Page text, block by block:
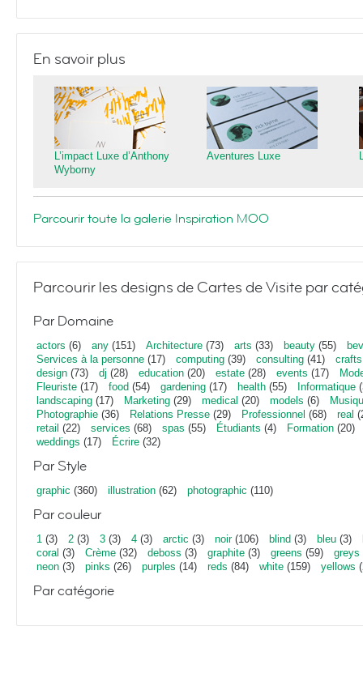
En savoir plus
L’impact Luxe d’Anthony
Wyborny
Aventures Luxe
Parcourir toute la galerie Inspiration MOO
Parcourir les designs de Cartes de Visite par
Par Domaine
actors (6) any (151) Architecture (73) arts (33) beauty (55)
Services à la personne (17) computing (39) consulting (41) crafts
design (73) dj (28) education (20) estate (28) events (17)
Fleuriste (17) food (54) gardening (17) health (55) Informatique
landscaping (17) Marketing (29) medical (20) models (6)
Photographie (36) Relations Presse (29) Professionnel (68) real
retail (22) services (68) spas (55) Étudiants (4) Formation (20)
weddings (17) Écrire (32)
Par Style
graphic (360) illustration (62) photographic (110)
Par couleur
1 (3) 2 (3) 3 (3) 4 (3) arctic (3) noir(106) blind (3) bleu (3)
coral (3) Crème (32) deboss (3) graphite (3) greens (59) greys
neon (3) pinks (26) purples (14) reds (84) white (159) yellows
Par catégorie